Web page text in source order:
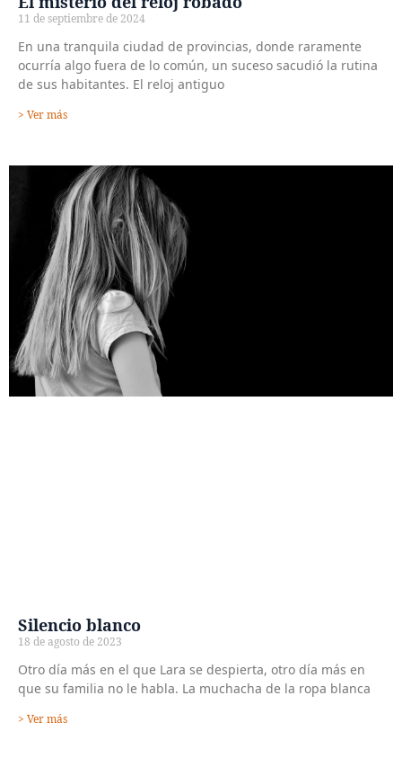
11 de septiembre de 2024
En una tranquila ciudad de provincias, donde raramente
ocurría algo fuera de lo común, un suceso sacudió la rutina
de sus habitantes. El reloj antiguo
> Ver más
Silencio blanco
18 de agosto de 2023
Otro día más en el que Lara se despierta, otro día más en
que su familia no le habla. La muchacha de la ropa blanca
> Ver más